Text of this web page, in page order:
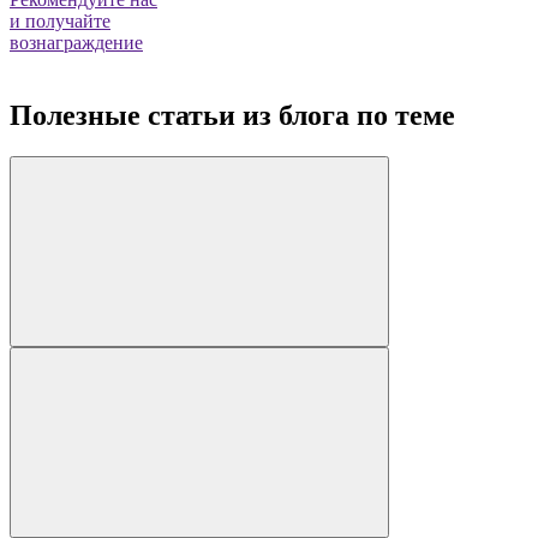
и получайте
вознаграждение
Полезные статьи из блога по теме